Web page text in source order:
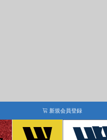
新規会員登録